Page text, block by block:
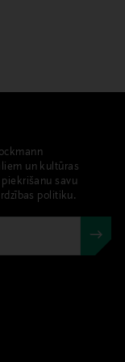
un kultūras
savu
politiku.